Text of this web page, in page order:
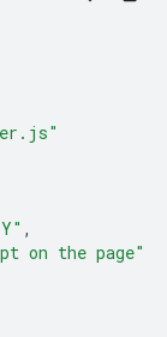
,
on the page"